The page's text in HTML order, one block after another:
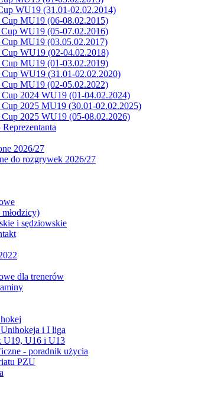
WU19 (31.01-02.02.2014)
Cup MU19 (06-08.02.2015)
Cup WU19 (05-07.02.2016)
Cup MU19 (03.05.02.2017)
Cup WU19 (02-04.02.2018)
Cup MU19 (01-03.02.2019)
Cup WU19 (31.01-02.02.2020)
Cup MU19 (02-05.02.2022)
Cup 2024 WU19 (01-04.02.2024)
Cup 2025 MU19 (30.01-02.02.2025)
Cup 2025 WU19 (05-08.02.2026)
2026/27
do rozgrywek 2026/27
i sędziowskie
dla trenerów
i I liga
U19, U16 i U13
- poradnik użycia
PZU